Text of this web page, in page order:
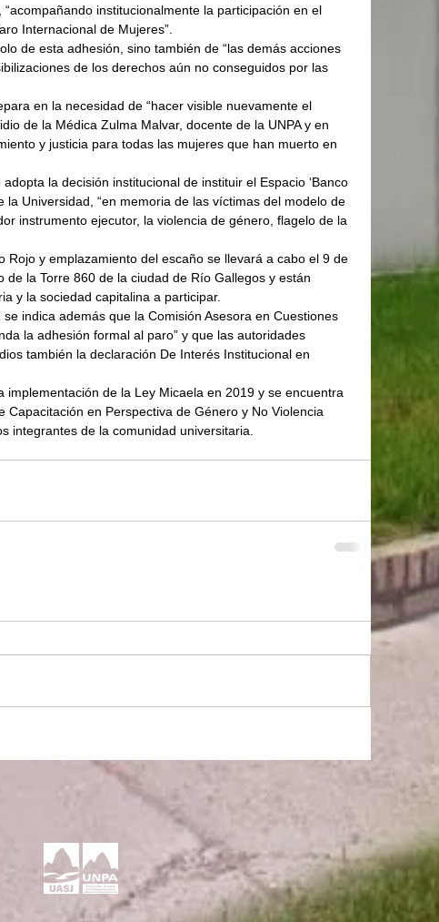
institucionalmente la participación en el
Internacional de Mujeres”.
de esta adhesión, sino también de “las demás acciones
de los derechos aún no conseguidos por las
en la necesidad de “hacer visible nuevamente el
de la Médica Zulma Malvar, docente de la UNPA y en
y justicia para todas las mujeres que han muerto en
la decisión institucional de instituir el Espacio ‘Banco
la Universidad, “en memoria de las víctimas del modelo de
instrumento ejecutor, la violencia de género, flagelo de la
Rojo y emplazamiento del escaño se llevará a cabo el 9 de
de la Torre 860 de la ciudad de Río Gallegos y están
y la sociedad capitalina a participar.
indica además que la Comisión Asesora en Cuestiones
la adhesión formal al paro” y que las autoridades
también la declaración De Interés Institucional en
implementación de la Ley Micaela en 2019 y se encuentra
Capacitación en Perspectiva de Género y No Violencia
integrantes de la comunidad universitaria.